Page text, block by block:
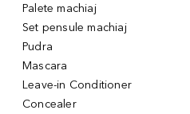
Palete machiaj
Set pensule machiaj
Pudra
Mascara
Leave-in Conditioner
Concealer